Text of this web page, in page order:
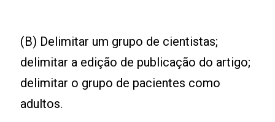
(B) Delimitar um grupo de cientistas;
delimitar a edição de publicação do artigo;
delimitar o grupo de pacientes como
adultos.